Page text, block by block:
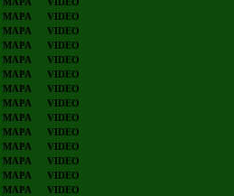
MAPA
VIDEO
MAPA
VIDEO
MAPA
VIDEO
MAPA
VIDEO
MAPA
VIDEO
MAPA
VIDEO
MAPA
VIDEO
MAPA
VIDEO
MAPA
VIDEO
MAPA
VIDEO
MAPA
VIDEO
MAPA
VIDEO
MAPA
VIDEO